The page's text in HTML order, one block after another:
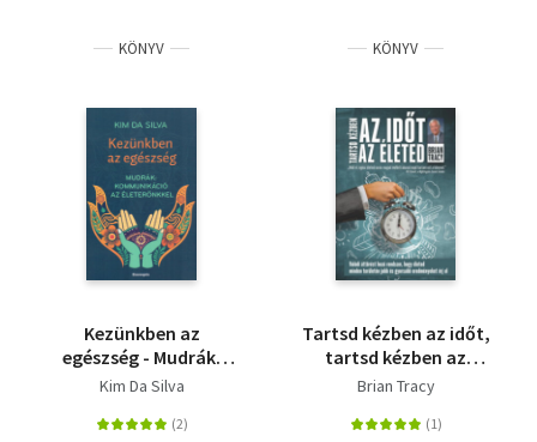
KÖNYV
Kezünkben az
egészség - Mudrák:
kommunikáció az
Kim Da Silva
KÖNYV
Tartsd kézben az időt,
tartsd kézben az
életed - Valódi
rendszer, hogy
Brian Tracy